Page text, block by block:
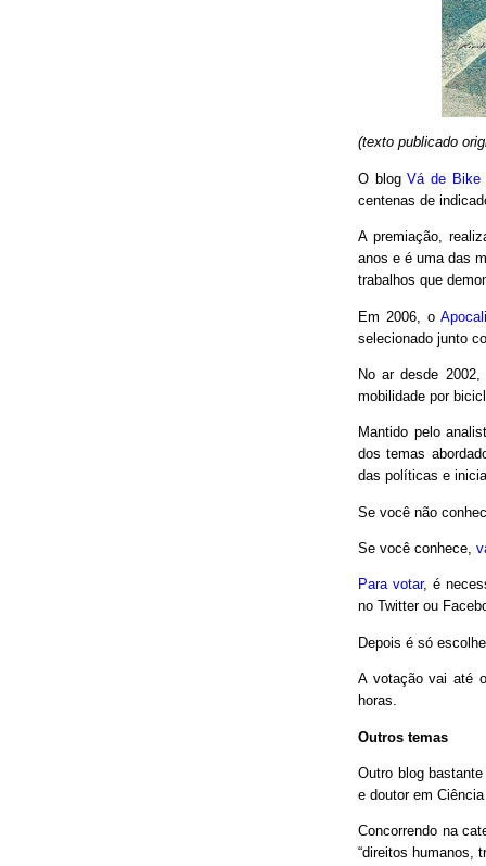
(texto publicado
O blogVá de Bike
centenas de
A premiação,
anos e é uma das
trabalhos que
Em 2006, o
selecionado junto
No ar desde
mobilidade por
Mantido pelo
dos temas
das políticas e
Se você não
Se você conhece,
Para votar, é
no Twitter ou
Depois é só
A votação vai até
horas.
Outros temas
Outro blog
e doutor em
Concorrendo na
“direitos humanos,